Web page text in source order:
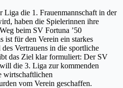
die 1. Frauenmannschaft in der
haben die Spielerinnen ihre
beim SV Fortuna ’50
ist für den Verein ein starkes
Vertrauens in die sportliche
das Ziel klar formuliert: Der SV
die 3. Liga zur kommenden
wirtschaftlichen
vom Verein geschaffen.